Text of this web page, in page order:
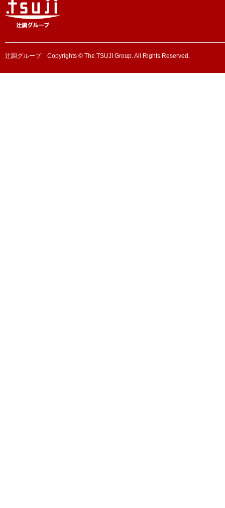
辻調グループ Copyrights © The TSUJI Group. All Rights Reserved.